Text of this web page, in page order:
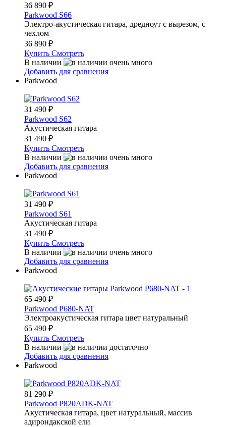
36 890 ₽
Parkwood S66
Электро-акустическая гитара, дредноут с вырезом, с
чехлом
36 890 ₽
Купить Смотреть
В наличии
Добавить для сравнения
Parkwood
31 490 ₽
Parkwood S62
Акустическая гитара
31 490 ₽
Купить Смотреть
В наличии
Добавить для сравнения
Parkwood
31 490 ₽
Parkwood S61
Акустическая гитара
31 490 ₽
Купить Смотреть
В наличии
Добавить для сравнения
Parkwood
65 490 ₽
Parkwood P680-NAT
Электроакустическая гитара цвет натуральный
65 490 ₽
Купить Смотреть
В наличии
Добавить для сравнения
Parkwood
81 290 ₽
Parkwood P820ADK-NAT
Акустическая гитара, цвет натуральный, массив
адирондакской ели